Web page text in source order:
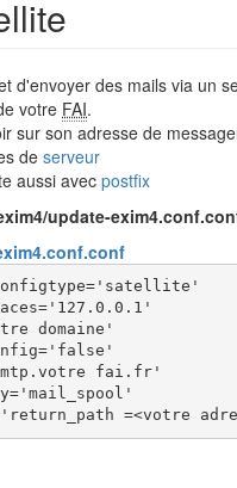
d'envoyer des mails via un
votre FAI.
sur son adresse de
de serveur
aussi avec postfix
update-
='satellite'
='127.0.0.1'
domaine'
='false'
fai.fr'
='mail_spool'
'return_path =<votre